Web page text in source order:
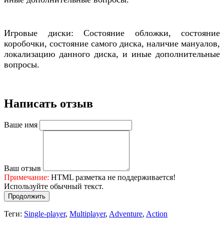
Игровые диски: Состояние обложки, состояние
коробочки, состояние самого диска, наличие мануалов,
локализацию данного диска, и иные дополнительные
вопросы.
Написать отзыв
Ваше имя
Ваш отзыв
Примечание: HTML разметка не поддерживается!
Используйте обычный текст.
Продолжить
Теги: Single-player, Multiplayer, Adventure, Action